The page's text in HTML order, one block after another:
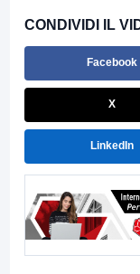
CONDIVIDI IL
Facebook
X
LinkedIn